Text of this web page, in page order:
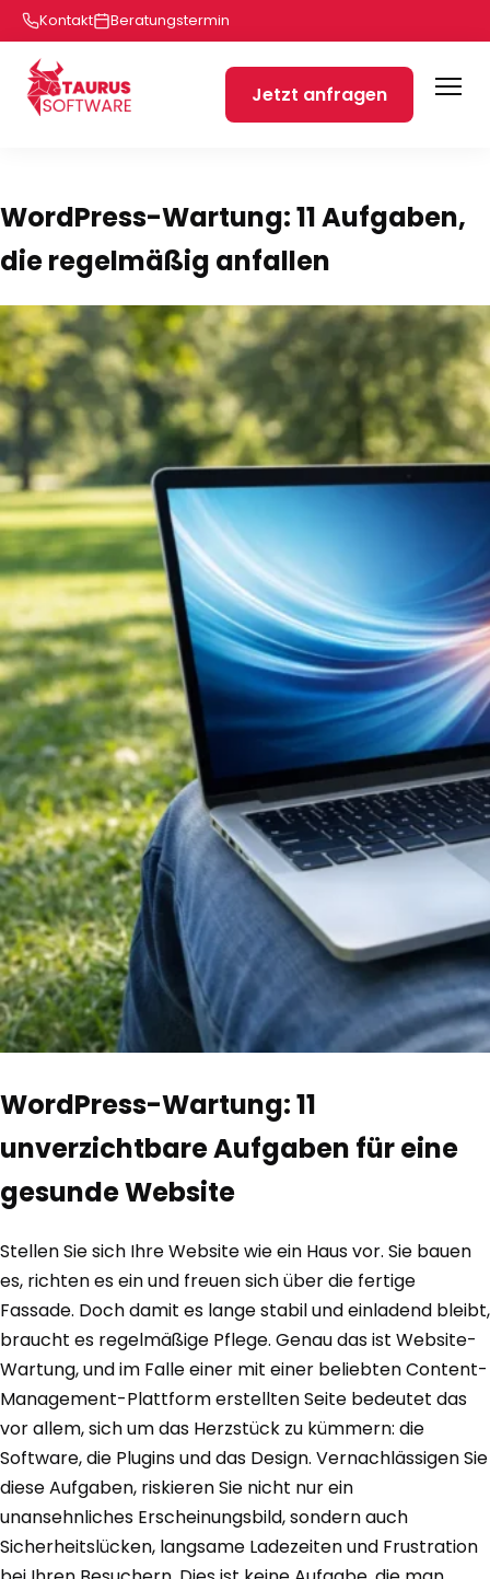
Kontakt Beratungstermin
Jetzt anfragen
WordPress-Wartung: 11 Aufgaben,
die regelmäßig anfallen
WordPress-Wartung: 11
unverzichtbare Aufgaben für eine
gesunde Website
Stellen Sie sich Ihre Website wie ein Haus vor. Sie bauen
es, richten es ein und freuen sich über die fertige
Fassade. Doch damit es lange stabil und einladend bleibt,
braucht es regelmäßige Pflege. Genau das ist Website-
Wartung, und im Falle einer mit einer beliebten Content-
Management-Plattform erstellten Seite bedeutet das
vor allem, sich um das Herzstück zu kümmern: die
Software, die Plugins und das Design. Vernachlässigen Sie
diese Aufgaben, riskieren Sie nicht nur ein
unansehnliches Erscheinungsbild, sondern auch
Sicherheitslücken, langsame Ladezeiten und Frustration